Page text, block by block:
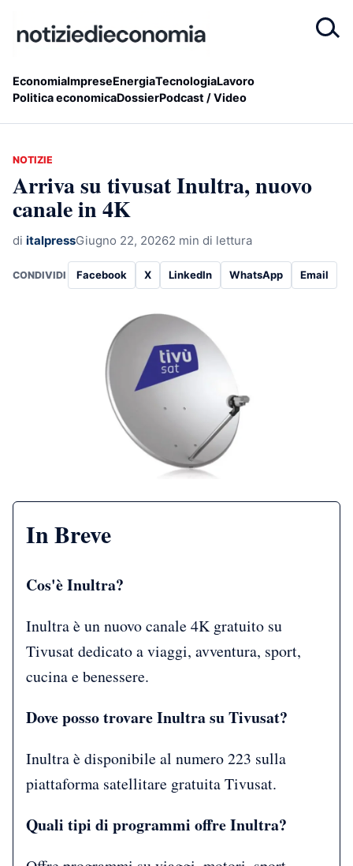
EconomiaImpreseEnergiaTecnologiaLavoro
Politica economicaDossierPodcast / Video
NOTIZIE
Arriva su tivusat Inultra, nuovo
canale in 4K
di italpressGiugno 22, 20262 min di lettura
CONDIVIDI Facebook X LinkedIn WhatsApp Email
In Breve
Cos'è Inultra?
Inultra è un nuovo canale 4K gratuito su
Tivusat dedicato a viaggi, avventura, sport,
cucina e benessere.
Dove posso trovare Inultra su Tivusat?
Inultra è disponibile al numero 223 sulla
piattaforma satellitare gratuita Tivusat.
Quali tipi di programmi offre Inultra?